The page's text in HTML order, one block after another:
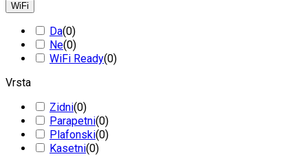
WiFi
Da(0)
Ne(0)
WiFi Ready(0)
Vrsta
Zidni(0)
Parapetni(0)
Plafonski(0)
Kasetni(0)